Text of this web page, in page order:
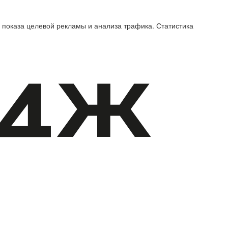
целевой рекламы и анализа трафика. Статистика